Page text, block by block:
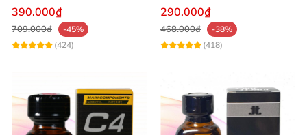
Kích Thích
390.000₫
709.000₫
-45%
(424)
Thích Mạnh
290.000₫
468.000₫
-38%
(418)